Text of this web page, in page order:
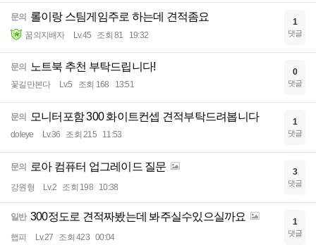
문의 롤이랑 스팀게임주로 하는데 견적좀요
꿈의지배자 Lv.45 조회 81 19:32
1
댓글
문의 노트북 추천 부탁드립니다!
꽃길만본다 Lv.5 조회 168 13:51
0
댓글
문의 모니터포함 300 화이트컨셉 견적부탁드려봅니다
doleye Lv.36 조회 215 11:53
1
댓글
문의 로아 컴퓨터 업그레이드 질문
강원형 Lv.2 조회 198 10:38
3
댓글
일반 300정도로 견적짜봤는데 봐주실수있으실까요
햅피 Lv.27 조회 423 00:04
1
댓글